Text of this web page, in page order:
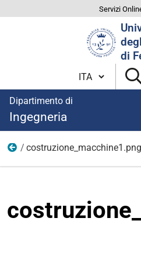
Servizi
di
Cambia lingua
Dipartimento di
Ingegneria
Immagini aree di ricerca
costruzione_macchine1.png